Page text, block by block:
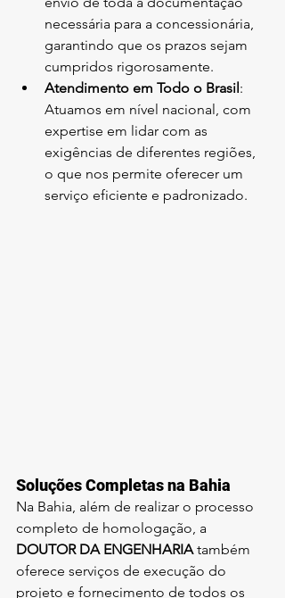
necessária para a concessionária,
garantindo que os prazos sejam
cumpridos rigorosamente.
Atendimento em Todo o Brasil:
Atuamos em nível nacional, com
expertise em lidar com as
exigências de diferentes regiões,
o que nos permite oferecer um
serviço eficiente e padronizado.
Soluções Completas na Bahia
Na Bahia, além de realizar o processo
completo de homologação, a
DOUTOR DA ENGENHARIA também
oferece serviços de execução do
projeto e fornecimento de todos os